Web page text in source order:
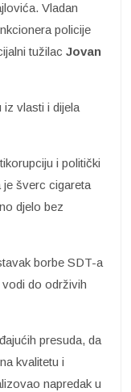
Vladan
policije
tužilac Jovan
iz vlasti i dijela
i politički
je šverc cigareta
djelo bez
borbe SDT-a
do održivih
presuda, da
kvalitetu i
napredak u